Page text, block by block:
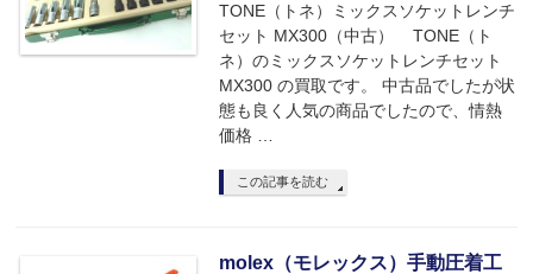
TONE（トネ）ミックスソケットレンチ
セット MX300（中古） TONE（ト
ネ）のミックスソケットレンチセット
MX300 の買取です。 中古品でしたが状
態も良く人気の商品でしたので、情熱
価格 …
この記事を読む
molex（モレックス）手動圧着工